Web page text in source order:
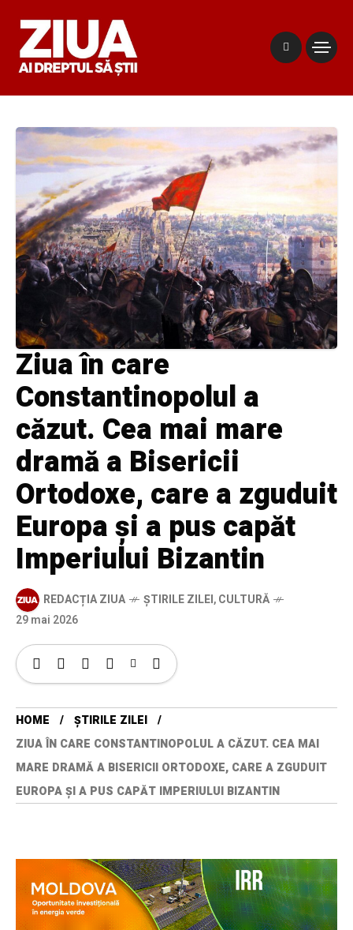
Ziua în care
Constantinopolul a
căzut. Cea mai mare
dramă a Bisericii
Ortodoxe, care a zguduit
Europa și a pus capăt
Imperiului Bizantin
REDACȚIA ZIUA ȘTIRILE ZILEI,CULTURĂ
29 mai 2026
HOME
ȘTIRILE ZILEI
ZIUA ÎN CARE CONSTANTINOPOLUL A CĂZUT. CEA MAI
MARE DRAMĂ A BISERICII ORTODOXE, CARE A ZGUDUIT
EUROPA ȘI A PUS CAPĂT IMPERIULUI BIZANTIN